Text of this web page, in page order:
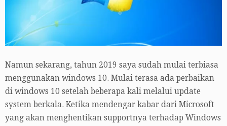
Namun sekarang, tahun 2019 saya sudah mulai terbiasa
menggunakan windows 10. Mulai terasa ada perbaikan
di windows 10 setelah beberapa kali melalui update
system berkala. Ketika mendengar kabar dari Microsoft
yang akan menghentikan supportnya terhadap Windows